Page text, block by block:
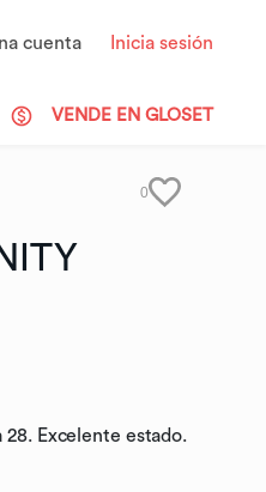
cuenta Inicia sesión
VENDE EN GLOSET
0
28. Excelente estado.